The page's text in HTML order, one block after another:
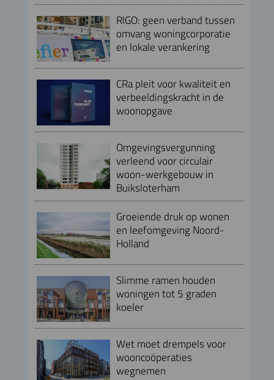
RIGO: geen verband tussen
omvang woningcorporatie
en lokale verankering
CRa pleit voor kwaliteit en
verbeeldingskracht in de
woonopgave
Omgevingsvergunning
verleend voor circulair
woon-werkgebouw in
Buiksloterham
Groeiende druk op wonen
en leefomgeving Noord-
Holland
Slimme ramen houden
woningen tot 5 graden
koeler
Wet moet drempels voor
wooncoöperaties
wegnemen